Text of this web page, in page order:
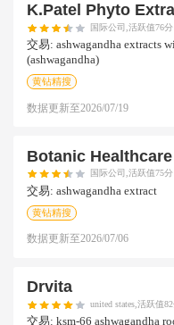
K.patel Phyto
国际公司,活跃值76分
交易: ashwagandha extracts
(ashwagandha)
黄钻精搜
数据更新至2026/07/19
Botanic
国际公司,活跃值75分
交易: ashwagandha extract
黄钻精搜
数据更新至2026/07/06
Drvita
united states,活跃值
交易: ksm-66 ashwagandha